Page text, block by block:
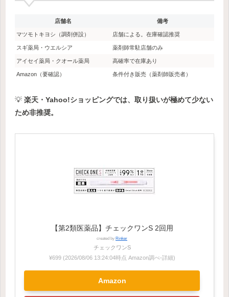
店舗名 備考
マツモトキヨシ（調剤併設） 店舗による。在庫確認推奨
スギ薬局・ウエルシア 薬剤師常駐店舗のみ
アイセイ薬局・クオール薬局 高確率で在庫あり
Amazon（要確認） 条件付き販売（薬剤師販売者）
💡 楽天・Yahoo!ショッピングでは、取り扱いが極めて少ない
ため非推奨。
【第2類医薬品】チェックワンS 2回用
created by Rinker
チェックワンS
¥699 (2026/08/06 13:24:04時点 Amazon調べ-詳細)
Amazon